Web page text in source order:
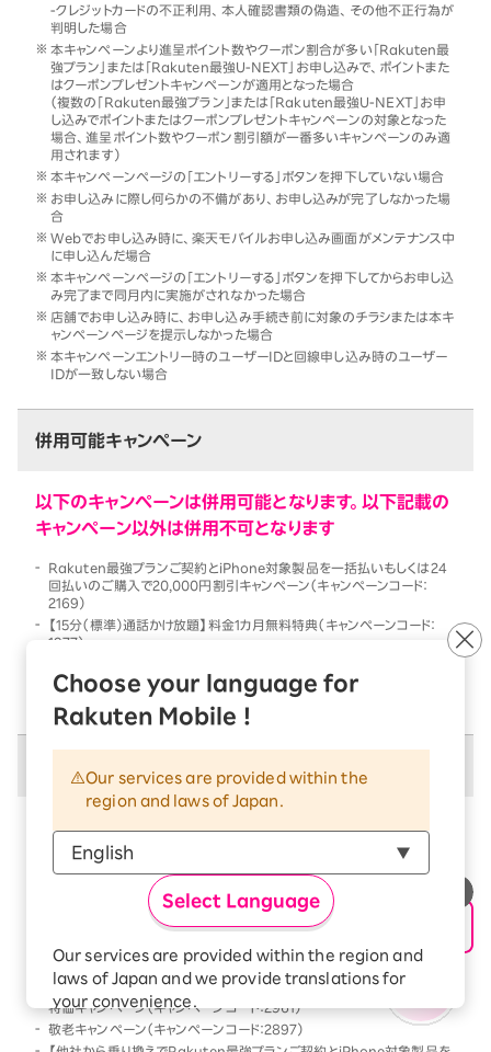
Choose your language for
Rakuten Mobile !
Our services are provided within the
region and laws of Japan.
Select Language
Our services are provided within the region and
laws of Japan and we provide translations for
your convenience.
The Japanese version of our websites and
applications, in which include Rakuten
-クレジットカードの不正利用、本人確認書類の偽造、その他不正行為が
判明した場合
本キャンペーンより進呈ポイント数やクーポン割合が多い「Rakuten最
強プラン」または「Rakuten最強U-NEXT」お申し込みで、ポイントまた
はクーポンプレゼントキャンペーンが適用となった場合
（複数の「Rakuten最強プラン」または「Rakuten最強U-NEXT」お申
し込みでポイントまたはクーポンプレゼントキャンペーンの対象となった
場合、進呈ポイント数やクーポン割引額が一番多いキャンペーンのみ適
用されます）
本キャンペーンページの「エントリーする」ボタンを押下していない場合
お申し込みに際し何らかの不備があり、お申し込みが完了しなかった場
合
Webでお申し込み時に、楽天モバイルお申し込み画面がメンテナンス中
に申し込んだ場合
本キャンペーンページの「エントリーする」ボタンを押下してからお申し込
み完了まで同月内に実施がされなかった場合
店舗でお申し込み時に、お申し込み手続き前に対象のチラシまたは本キ
ャンペーンページを提示しなかった場合
本キャンペーンエントリー時のユーザーIDと回線申し込み時のユーザー
IDが一致しない場合
併用可能キャンペーン
以下のキャンペーンは併用可能となります。以下記載の
キャンペーン以外は併用不可となります
Rakuten最強プランご契約とiPhone対象製品を一括払いもしくは24
回払いのご購入で20,000円割引キャンペーン（キャンペーンコード：
2169）
【15分（標準）通話かけ放題】料金1カ月無料特典（キャンペーンコード：
1977）
括払いもしくは24回払いのご購入で割引キャンペーン（キャンペーンコー
以下のキャンペーンは、併用不可となります
本キャンペーン条件を満たす前、または満たした後に、
以下のキャンペーンの条件を満たした場合には、以下の
キャンペーンのみが優先的に適用となります
Rakutenオリジナル製品 1円キャンペーン（キャンペーンコード：2808）
「Rakuten最強プラン契約＆Android買い替え超トクプログラム利用」
特価キャンペーン（キャンペーンコード：2961）
敬老キャンペーン（キャンペーンコード：2897）